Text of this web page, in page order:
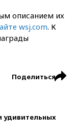
описанием их
wsj.com. К
Поделиться
удивительных